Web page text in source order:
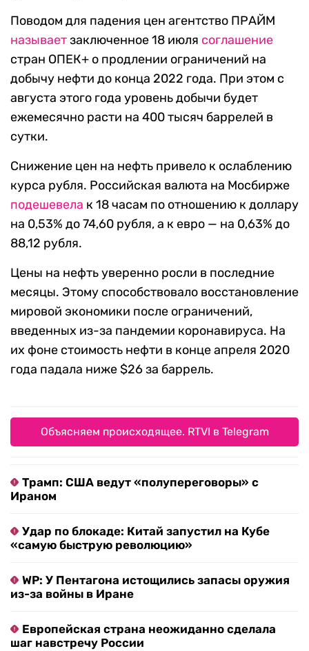
Поводом для падения цен агентство ПРАЙМ
называетзаключенное 18 июля соглашение
стран ОПЕК+ о продлении ограничений на
добычу нефти до конца 2022 года. При этом с
августа этого года уровень добычи будет
ежемесячно расти на 400 тысяч баррелей в
сутки.
Снижение цен на нефть привело к ослаблению
курса рубля. Российская валюта на Мосбирже
подешевела к 18 часам по отношению к доллару
на 0,53% до 74,60 рубля, а к евро — на 0,63% до
88,12 рубля.
Цены на нефть уверенно росли в последние
месяцы. Этому способствовало восстановление
мировой экономики после ограничений,
введенных из-за пандемии коронавируса. На
их фоне стоимость нефти в конце апреля 2020
года падала ниже $26 за баррель.
Объясняем происходящее. RTVI в Telegram
Трамп: США ведут «полупереговоры» с
Ираном
Удар по блокаде: Китай запустил на Кубе
«самую быструю революцию»
WP: У Пентагона истощились запасы оружия
из-за войны в Иране
Европейская страна неожиданно сделала
шаг навстречу России